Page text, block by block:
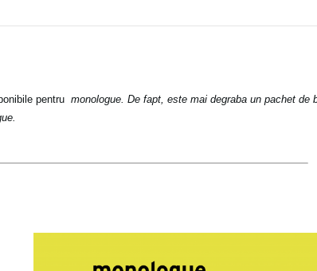
pentru monologue. De fapt, este mai degraba un pachet de